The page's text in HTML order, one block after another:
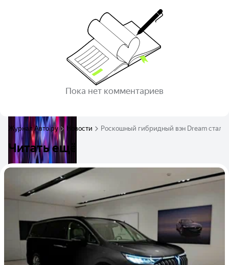
Пока нет комментариев
Журнал Авто.ру Новости Роскошный гибридный вэн Dream стал
Читать ещё